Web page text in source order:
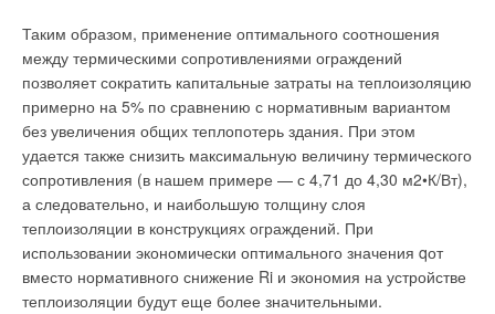
Таким образом, применение оптимального соотношения
между термическими сопротивлениями ограждений
позволяет сократить капитальные затраты на теплоизоляцию
примерно на 5% по сравнению с нормативным вариантом
без увеличения общих теплопотерь здания. При этом
удается также снизить максимальную величину термического
сопротивления (в нашем примере — с 4,71 до 4,30 м2•К/Вт),
а следовательно, и наибольшую толщину слоя
теплоизоляции в конструкциях ограждений. При
использовании экономически оптимального значения qот
вместо нормативного снижение Ri и экономия на устройстве
теплоизоляции будут еще более значительными.
инженера делает дизайнер, а внутри проектировщик сам
обеспечивает требуемое сопротивление, дальнобойность и
другие параметры струи.
Системы отопления и панельного охлаждения
Системы отопления и панельного охлаждения также должны
обеспечивать возможность зонального регулирования. Если
все инженерное оборудование здания интегрировано в одну
систему, то остается только определить логику совместной
работы систем. В случае упрощенного управления
микроклиматом возможен выбор нескольких основных